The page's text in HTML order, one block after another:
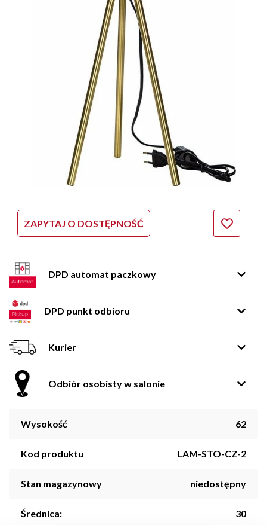
ZAPYTAJ O DOSTĘPNOŚĆ
DPD automat paczkowy
DPD punkt odbioru
Kurier
Odbiór osobisty w salonie
Wysokość 62
Kod produktu LAM-STO-CZ-2
Stan magazynowy niedostępny
Średnica: 30